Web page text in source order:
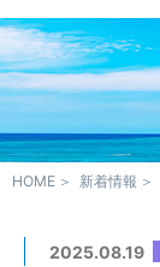
HOME 新着情報
2025.08.19